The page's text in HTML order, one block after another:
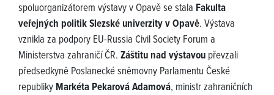
spoluorganizátorem výstavy v Opavě se stala Fakulta
veřejných politik Slezské univerzity v Opavě. Výstava
vznikla za podpory EU-Russia Civil Society Forum a
Ministerstva zahraničí ČR. Záštitu nad výstavou převzali
předsedkyně Poslanecké sněmovny Parlamentu České
republiky Markéta Pekarová Adamová, ministr zahraničních